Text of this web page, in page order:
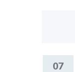
07